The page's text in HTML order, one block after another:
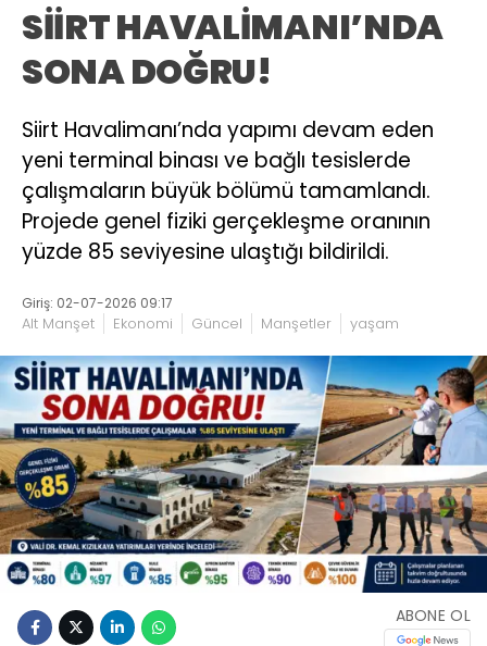
SİİRT HAVALİMANI’NDA
SONA DOĞRU!
Siirt Havalimanı’nda yapımı devam eden
yeni terminal binası ve bağlı tesislerde
çalışmaların büyük bölümü tamamlandı.
Projede genel fiziki gerçekleşme oranının
yüzde 85 seviyesine ulaştığı bildirildi.
Giriş: 02-07-2026 09:17
Alt Manşet Ekonomi Güncel Manşetler yaşam
ABONE OL